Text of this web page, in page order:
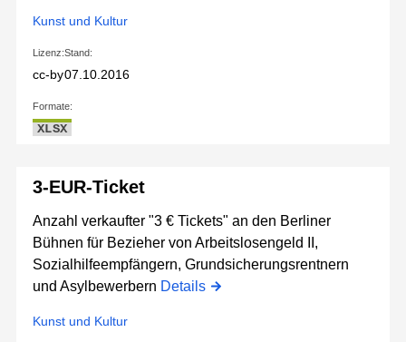
Kunst und Kultur
Lizenz:
cc-by
Stand:
07.10.2016
Formate:
XLSX
3-EUR-Ticket
Anzahl verkaufter "3 € Tickets" an den Berliner
Bühnen für Bezieher von Arbeitslosengeld II,
Sozialhilfeempfängern, Grundsicherungsrentnern
und Asylbewerbern Details
Kunst und Kultur